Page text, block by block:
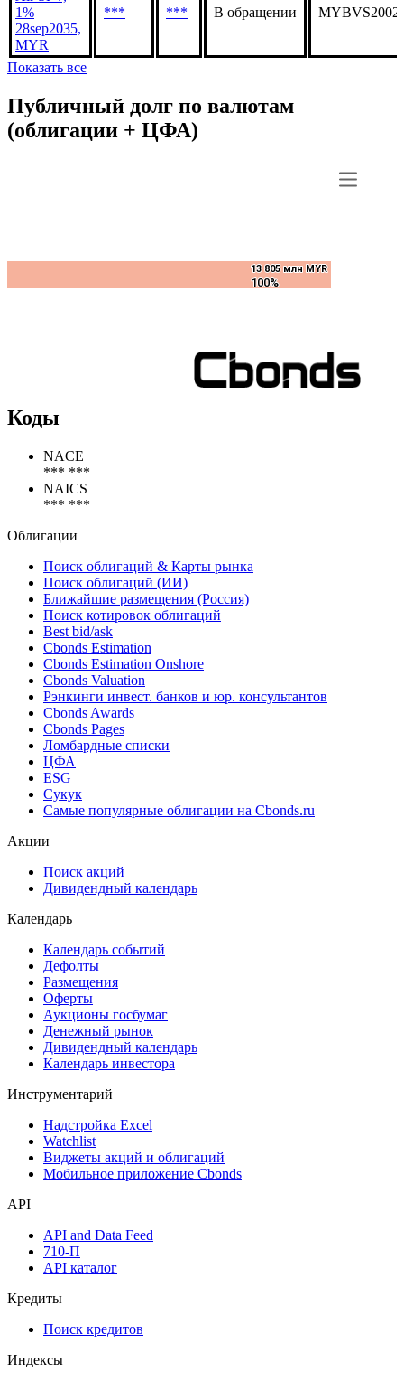
1%
28sep2035,
MYR
*** *** В обращении
Показать все
Публичный долг по валютам
(облигации + ЦФА)
13 805 млн MYR
100%
13 805 млн MYR
100%
Коды
NACE
*** ***
NAICS
*** ***
Облигации
Поиск облигаций & Карты рынка
Поиск облигаций (ИИ)
Ближайшие размещения (Россия)
Поиск котировок облигаций
Best bid/ask
Cbonds Estimation
Cbonds Estimation Onshore
Cbonds Valuation
Рэнкинги инвест. банков и юр. консультантов
Cbonds Awards
Cbonds Pages
Ломбардные списки
ЦФА
ESG
Сукук
Самые популярные облигации на Cbonds.ru
Акции
Поиск акций
Дивидендный календарь
Календарь
Календарь событий
Дефолты
Размещения
Оферты
Аукционы госбумаг
Денежный рынок
Дивидендный календарь
Календарь инвестора
Инструментарий
Надстройка Excel
Watchlist
Виджеты акций и облигаций
Мобильное приложение Cbonds
API
API and Data Feed
710-П
API каталог
Кредиты
Поиск кредитов
Индексы